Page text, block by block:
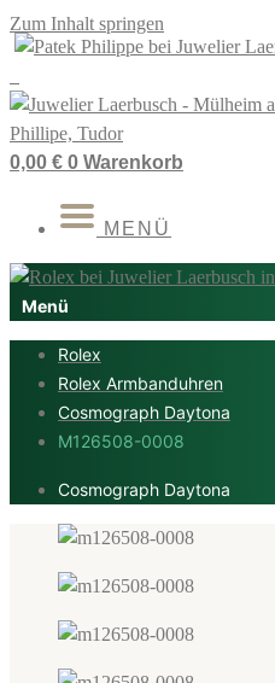
Zum Inhalt springen
0,00 € 0 Warenkorb
MENÜ
Rolex
Rolex Armbanduhren
Cosmograph Daytona
M126508-0008
Cosmograph Daytona